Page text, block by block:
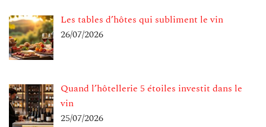
Les tables d’hôtes qui subliment le vin
26/07/2026
Quand l’hôtellerie 5 étoiles investit dans le
vin
25/07/2026